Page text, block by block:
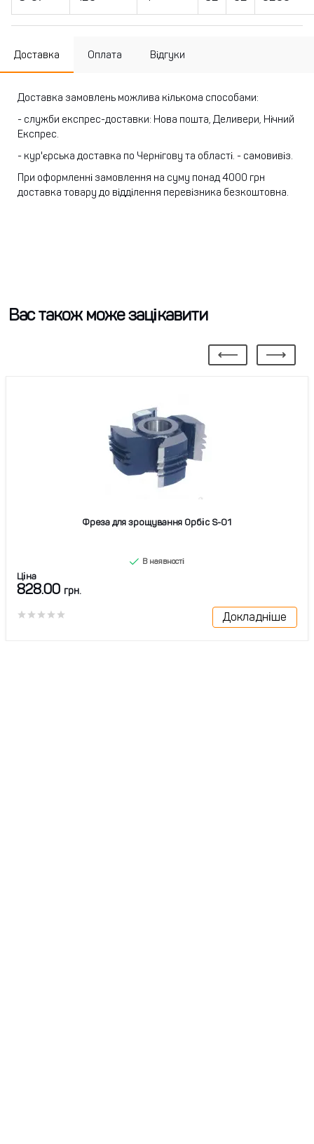
Доставка Оплата Відгуки
Доставка замовлень можлива кількома способами:
- служби експрес-доставки: Нова пошта, Деливери, Нічний
Експрес.
- кур'єрська доставка по Чернігову та області. - самовивіз.
При оформленні замовлення на суму понад 4000 грн
доставка товару до відділення перевізника безкоштовна.
Вас також може зацікавити
Фреза для зрощування Орбіс S-01
В наявності
Ціна
828.00 грн.
Докладніше